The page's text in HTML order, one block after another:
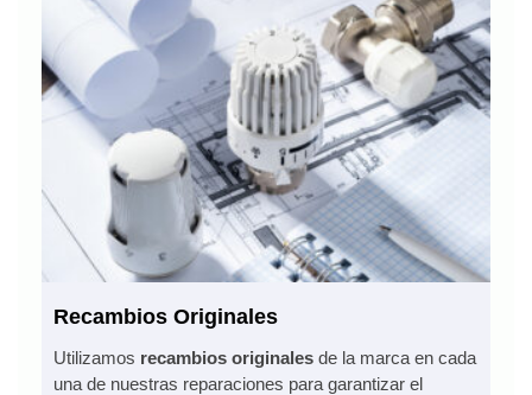
Recambios Originales
Utilizamos recambios originales de la marca en cada
una de nuestras reparaciones para garantizar el